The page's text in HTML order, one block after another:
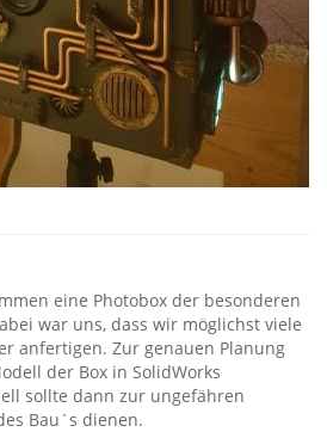
eine Photobox der besonderen
war uns, dass wir möglichst viele
anfertigen. Zur genauen Planung
der Box in SolidWorks
sollte dann zur ungefähren
Bau´s dienen.